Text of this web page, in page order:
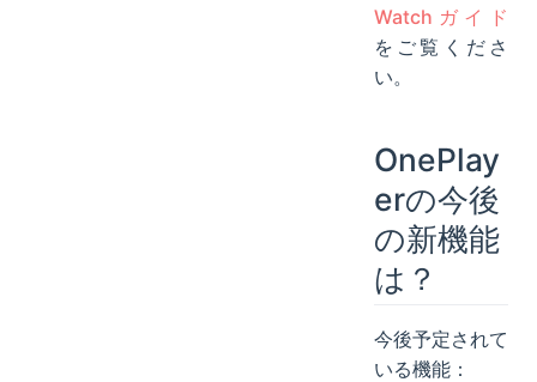
Watchガイド
をご覧くださ
い。
OnePlay
erの今後
の新機能
は？
今後予定されて
いる機能：